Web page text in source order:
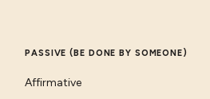
PASSIVE (BE DONE BY SOMEONE)
Affirmative